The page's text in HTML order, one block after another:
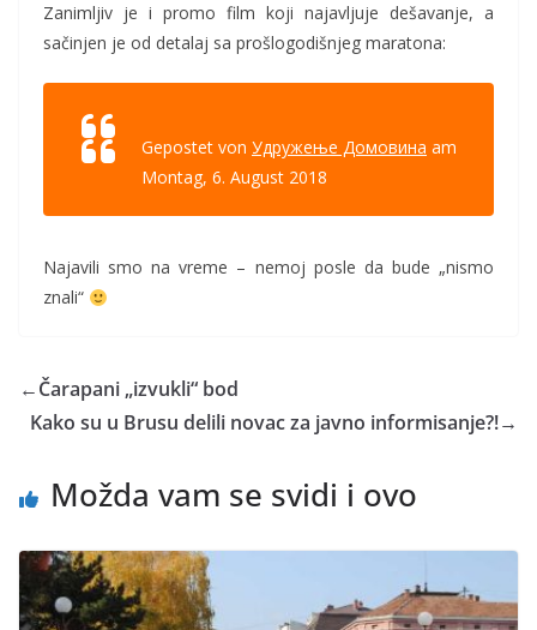
Zanimljiv je i promo film koji najavljuje dešavanje, a
sačinjen je od detalaj sa prošlogodišnjeg maratona:
Gepostet von Удружење Домовина am
Montag, 6. August 2018
Najavili smo na vreme – nemoj posle da bude „nismo
znali“
←Čarapani „izvukli“ bod
Kako su u Brusu delili novac za javno informisanje?!→
Možda vam se svidi i ovo